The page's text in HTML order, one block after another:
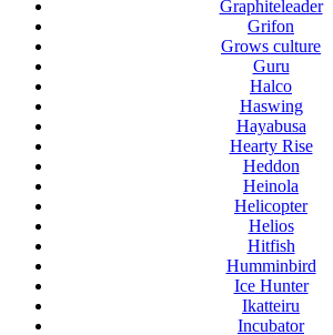
Graphiteleader
Grifon
Grows culture
Guru
Halco
Haswing
Hayabusa
Hearty Rise
Heddon
Heinola
Helicopter
Helios
Hitfish
Humminbird
Ice Hunter
Ikatteiru
Incubator